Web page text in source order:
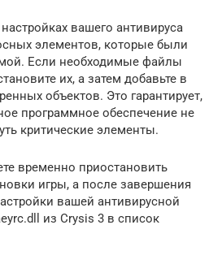
вашего антивируса
элементов, которые были
Если необходимые файлы
их, а затем добавьте в
объектов. Это гарантирует,
программное обеспечение не
критические элементы.
временно приостановить
игры, а после завершения
вашей антивирусной
из Crysis 3 в список